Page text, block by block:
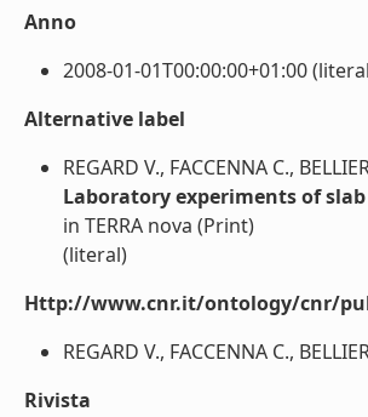
Anno
2008-01-01T00:00:00+01:00
Alternative label
REGARD V., FACCENNA C.,
Laboratory experiments of
in TERRA nova (Print)
(literal)
Http://www.cnr.it/ontology/cnr/
REGARD V., FACCENNA C.,
Rivista